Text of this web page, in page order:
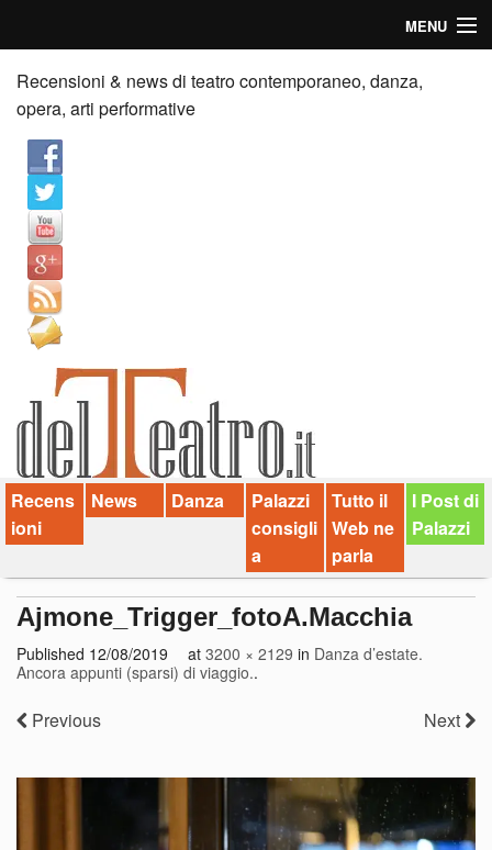
MENU
Home
Recensioni
Anticipazioni
News
Palazzi consiglia
Video
Chi siamo
Contatti
dT in English
Recensioni & news di teatro contemporaneo, danza,
opera, arti performative
Recens
ioni
News Danza
Palazzi
consigli
a
Tutto il
Web ne
parla
I Post di
Palazzi
Ajmone_Trigger_fotoA.Macchia
Published 12/08/2019 at 3200 × 2129 in Danza d’estate.
Ancora appunti (sparsi) di viaggio..
Previous Next